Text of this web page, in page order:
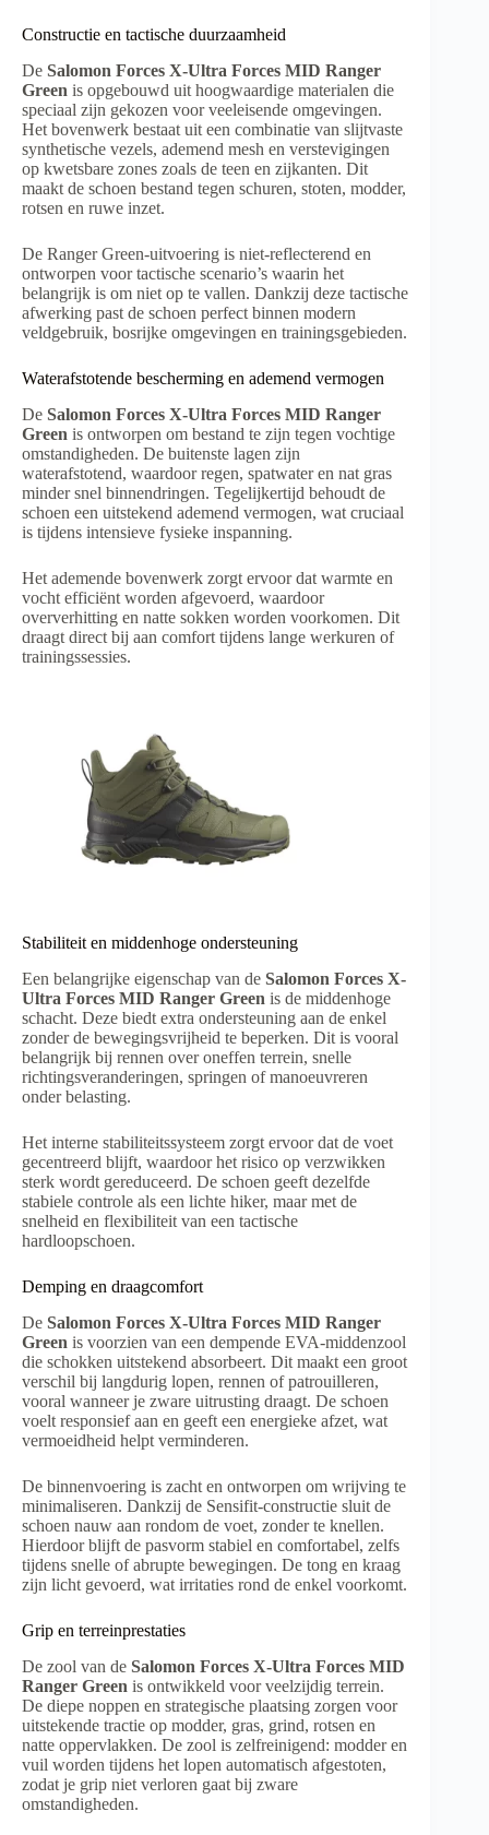
Constructie en tactische duurzaamheid
De Salomon Forces X-Ultra Forces MID Ranger
Green is opgebouwd uit hoogwaardige materialen die
speciaal zijn gekozen voor veeleisende omgevingen.
Het bovenwerk bestaat uit een combinatie van slijtvaste
synthetische vezels, ademend mesh en verstevigingen
op kwetsbare zones zoals de teen en zijkanten. Dit
maakt de schoen bestand tegen schuren, stoten, modder,
rotsen en ruwe inzet.
De Ranger Green-uitvoering is niet-reflecterend en
ontworpen voor tactische scenario’s waarin het
belangrijk is om niet op te vallen. Dankzij deze tactische
afwerking past de schoen perfect binnen modern
veldgebruik, bosrijke omgevingen en trainingsgebieden.
Waterafstotende bescherming en ademend vermogen
De Salomon Forces X-Ultra Forces MID Ranger
Green is ontworpen om bestand te zijn tegen vochtige
omstandigheden. De buitenste lagen zijn
waterafstotend, waardoor regen, spatwater en nat gras
minder snel binnendringen. Tegelijkertijd behoudt de
schoen een uitstekend ademend vermogen, wat cruciaal
is tijdens intensieve fysieke inspanning.
Het ademende bovenwerk zorgt ervoor dat warmte en
vocht efficiënt worden afgevoerd, waardoor
oververhitting en natte sokken worden voorkomen. Dit
draagt direct bij aan comfort tijdens lange werkuren of
trainingssessies.
Stabiliteit en middenhoge ondersteuning
Een belangrijke eigenschap van de Salomon Forces X-
Ultra Forces MID Ranger Green is de middenhoge
schacht. Deze biedt extra ondersteuning aan de enkel
zonder de bewegingsvrijheid te beperken. Dit is vooral
belangrijk bij rennen over oneffen terrein, snelle
richtingsveranderingen, springen of manoeuvreren
onder belasting.
Het interne stabiliteitssysteem zorgt ervoor dat de voet
gecentreerd blijft, waardoor het risico op verzwikken
sterk wordt gereduceerd. De schoen geeft dezelfde
stabiele controle als een lichte hiker, maar met de
snelheid en flexibiliteit van een tactische
hardloopschoen.
Demping en draagcomfort
De Salomon Forces X-Ultra Forces MID Ranger
Green is voorzien van een dempende EVA-middenzool
die schokken uitstekend absorbeert. Dit maakt een groot
verschil bij langdurig lopen, rennen of patrouilleren,
vooral wanneer je zware uitrusting draagt. De schoen
voelt responsief aan en geeft een energieke afzet, wat
vermoeidheid helpt verminderen.
De binnenvoering is zacht en ontworpen om wrijving te
minimaliseren. Dankzij de Sensifit-constructie sluit de
schoen nauw aan rondom de voet, zonder te knellen.
Hierdoor blijft de pasvorm stabiel en comfortabel, zelfs
tijdens snelle of abrupte bewegingen. De tong en kraag
zijn licht gevoerd, wat irritaties rond de enkel voorkomt.
Grip en terreinprestaties
De zool van de Salomon Forces X-Ultra Forces MID
Ranger Green is ontwikkeld voor veelzijdig terrein.
De diepe noppen en strategische plaatsing zorgen voor
uitstekende tractie op modder, gras, grind, rotsen en
natte oppervlakken. De zool is zelfreinigend: modder en
vuil worden tijdens het lopen automatisch afgestoten,
zodat je grip niet verloren gaat bij zware
omstandigheden.